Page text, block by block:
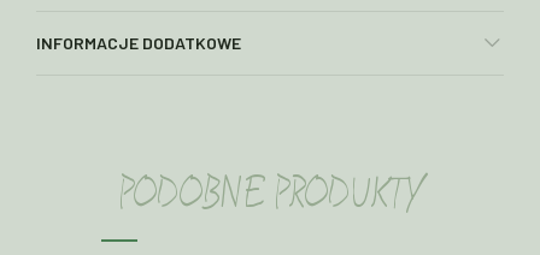
INFORMACJE DODATKOWE
PODOBNE PRODUKTY